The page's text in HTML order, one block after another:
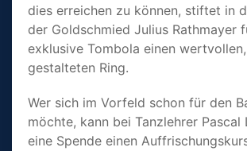
dies errei­chen zu können, stif­tet in
der Gold­schmied Julius Rath­mayer
exklusive Tom­bola ei­nen
gestalteten Ring.
Wer sich im Vorfeld schon für den
möchte, kann bei Tanzlehrer Pascal
eine Spende einen